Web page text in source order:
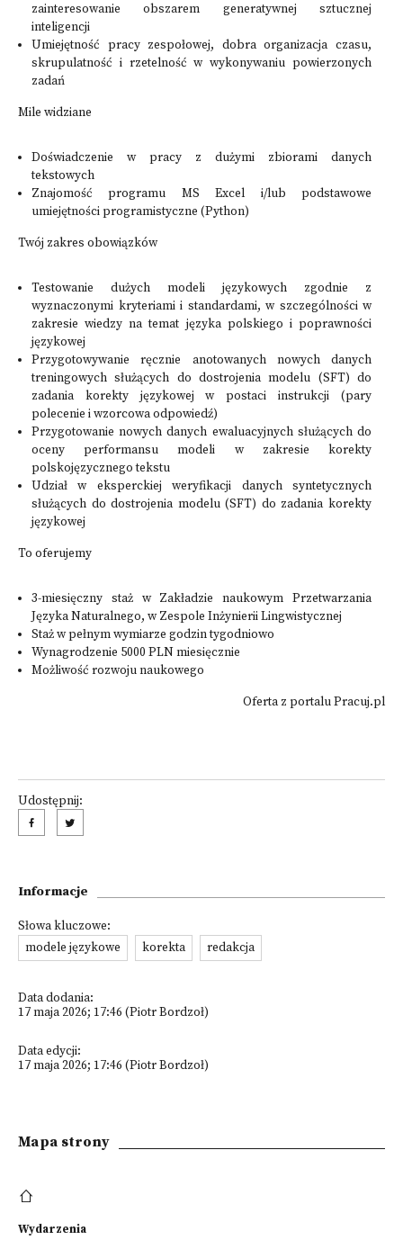
zainteresowanie obszarem generatywnej sztucznej
inteligencji
Umiejętność pracy zespołowej, dobra organizacja czasu,
skrupulatność i rzetelność w wykonywaniu powierzonych
zadań
Mile widziane
Doświadczenie w pracy z dużymi zbiorami danych
tekstowych
Znajomość programu MS Excel i/lub podstawowe
umiejętności programistyczne (Python)
Twój zakres obowiązków
Testowanie dużych modeli językowych zgodnie z
wyznaczonymi kryteriami i standardami, w szczególności w
zakresie wiedzy na temat języka polskiego i poprawności
językowej
Przygotowywanie ręcznie anotowanych nowych danych
treningowych służących do dostrojenia modelu (SFT) do
zadania korekty językowej w postaci instrukcji (pary
polecenie i wzorcowa odpowiedź)
Przygotowanie nowych danych ewaluacyjnych służących do
oceny performansu modeli w zakresie korekty
polskojęzycznego tekstu
Udział w eksperckiej weryfikacji danych syntetycznych
służących do dostrojenia modelu (SFT) do zadania korekty
językowej
To oferujemy
3-miesięczny staż w Zakładzie naukowym Przetwarzania
Języka Naturalnego, w Zespole Inżynierii Lingwistycznej
Staż w pełnym wymiarze godzin tygodniowo
Wynagrodzenie 5000 PLN miesięcznie
Możliwość rozwoju naukowego
Oferta z portalu Pracuj.pl
Udostępnij:
Informacje
Słowa kluczowe:
modele językowe
korekta redakcja
Data dodania:
17 maja 2026; 17:46 (Piotr Bordzoł)
Data edycji:
17 maja 2026; 17:46 (Piotr Bordzoł)
Mapa strony
Wydarzenia